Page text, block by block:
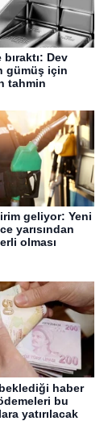
bıraktı: Dev
gümüş için
tahmin
geliyor: Yeni
yarısından
olması
haber
bu
yatırılacak